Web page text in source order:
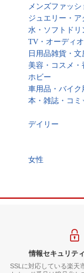
メンズファッシ
ジュエリー・ア
水・ソフトドリ
TV・オーディ
日用品雑貨・
美容・コスメ・
ホビー
車用品・バイク
本・雑誌・コミ
デイリー
女性
情報セキュリテ
SSLに対応している楽天